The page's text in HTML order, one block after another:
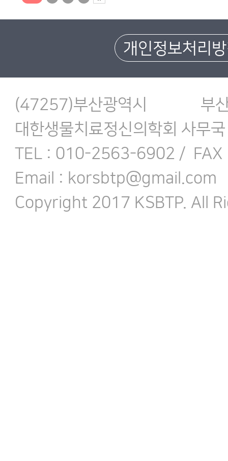
개인정보처리
(47257)부산광역시
대한생물치료정신의학회 사무국
TEL : 010-2563-6902 /
Email : korsbtp@gmail.com
Copyright 2017 KSBTP. All